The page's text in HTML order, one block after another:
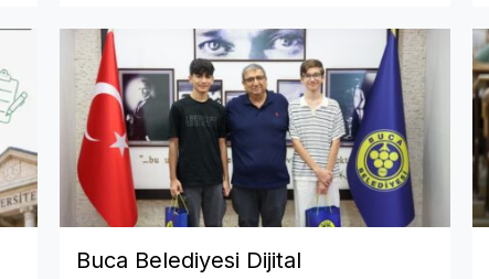
Buca Belediyesi Dijital